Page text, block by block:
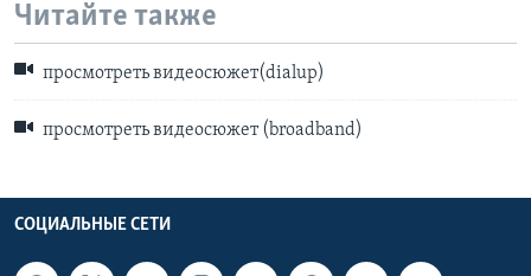
Читайте также
просмотреть видеосюжет(dialup)
просмотреть видеосюжет (broadband)
СОЦИАЛЬНЫЕ СЕТИ